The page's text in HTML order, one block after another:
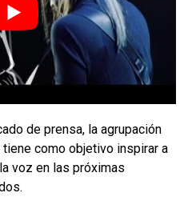
de prensa, la agrupación
como objetivo inspirar a
voz en las próximas